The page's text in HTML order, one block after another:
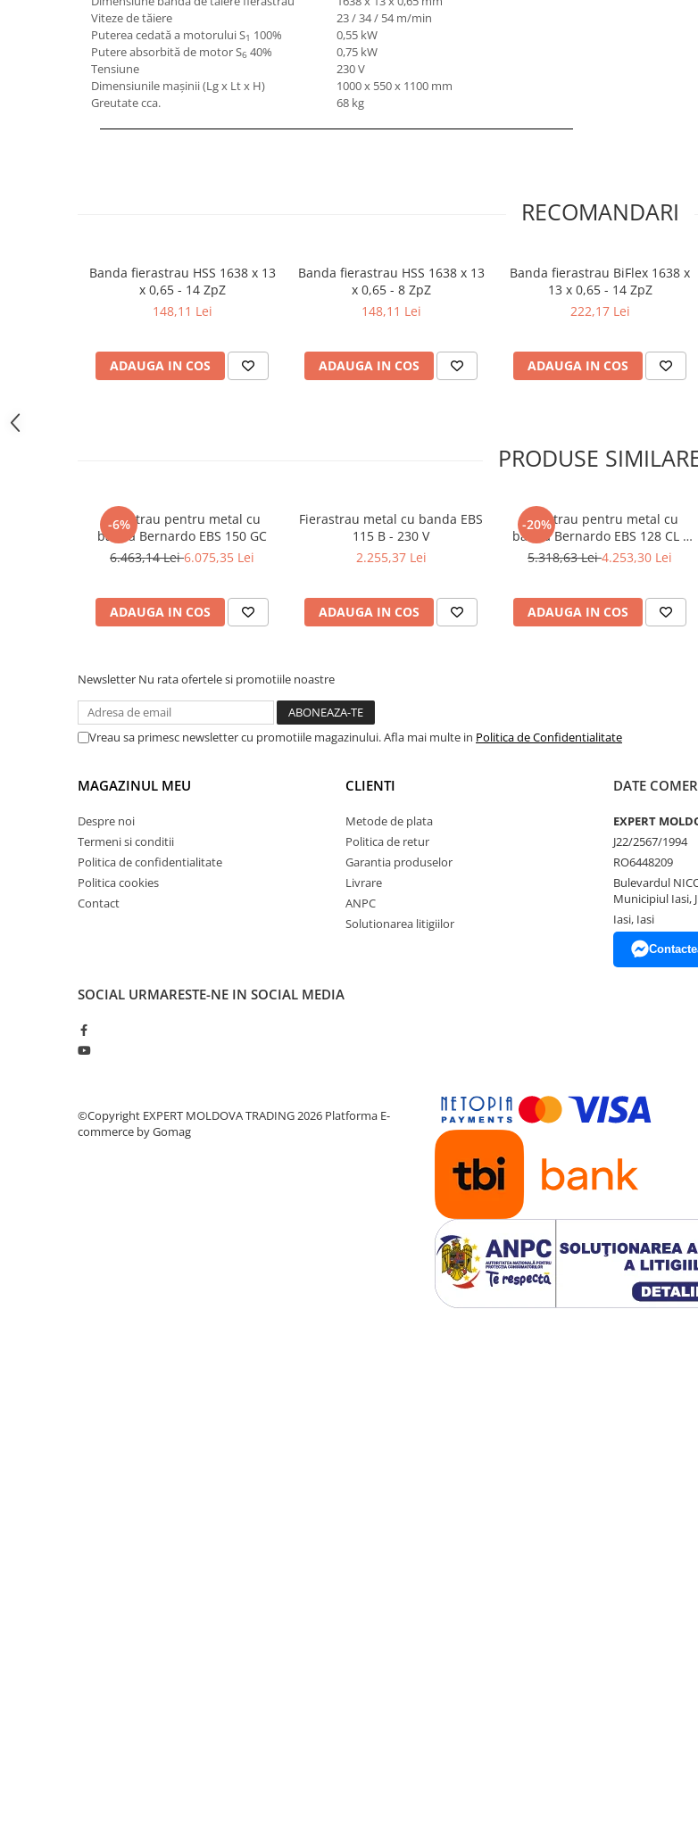
Masini de slefuit cu banda
Masini de slefuit cu disc
Masini de slefuit cu mediu umed si
Masini de slefuit cutite de gravat
Masini de tesit
Masini electrice de filetat
Exhaustor pentru aschii metal
Instalatii de spalare a pieselor
Universale de strung si accesorii
Fălcile pentru 3-bacuri DK11
Fălcile pentru 4-bacuri DK12
Mandrină cu 3 fălci din fontă
Mandrină cu 4 fălci din otel
Seturi de unelte pentru strungarie
Standuri pentru strunguri
Instrumente de prindere
Dispozitive de prindere pentru
Elemente de prindere mecanică
Fălci pentru PHV / VHV
Mese rotative / mese inclinabile /
Bloc ecartament, masurare și
Dispozitiv de testare
Micrometru
Viteze de tăiere
23 / 34 / 54 m/min
Puterea cedată a motorului S1 100%
0,55 kW
Putere absorbită de motor S6 40%
0,75 kW
Tensiune
230 V
Dimensiunile maşinii (Lg x Lt x H)
1000 x 550 x 1100 mm
Greutate cca.
68 kg
RECOMANDARI
Banda fierastrau HSS 1638 x 13
x 0,65 - 14 ZpZ
148,11 Lei
ADAUGA IN COS
Banda fierastrau HSS 1638 x 13
x 0,65 - 8 ZpZ
148,11 Lei
ADAUGA IN COS
Banda fierastrau BiFlex 1638 x
13 x 0,65 - 14 ZpZ
222,17 Lei
ADAUGA IN COS
PRODUSE
-6%
Ferastrau pentru metal cu
banda Bernardo EBS 150 GC
6.463,14 Lei6.075,35 Lei
ADAUGA IN COS
Fierastrau metal cu banda EBS
115 B - 230 V
2.255,37 Lei
ADAUGA IN COS
-20%
Ferastrau pentru metal cu
banda Bernardo EBS 128 CL -
230 V
5.318,63 Lei4.253,30 Lei
ADAUGA IN COS
Newsletter Nu rata ofertele si promotiile noastre
Vreau sa primesc newsletter cu promotiile magazinului. Afla mai multe in Politica de Confidentialitate
MAGAZINUL MEU
Despre noi
Termeni si conditii
Politica de confidentialitate
Politica cookies
Contact
CLIENTI
Metode de plata
Politica de retur
Garantia produselor
Livrare
ANPC
Solutionarea litigiilor
DATE
EXPERT
J22/2567/1994
RO6448209
Bulevardul
Municipiul Iasi,
Iasi, Iasi
SOCIAL URMARESTE-NE IN SOCIAL MEDIA
©Copyright EXPERT MOLDOVA TRADING 2026 Platforma E-
commerce by Gomag